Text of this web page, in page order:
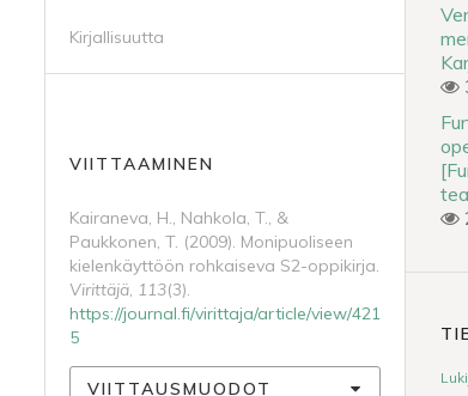
Kirjallisuutta
VIITTAAMINEN
Kairaneva, H., Nahkola, T., &
Paukkonen, T. (2009). Monipuoliseen
kielenkäyttöön rohkaiseva S2-oppikirja.
Virittäjä, 113(3).
https://journal.fi/virittaja/article/view/421
5
VIITTAUSMUODOT